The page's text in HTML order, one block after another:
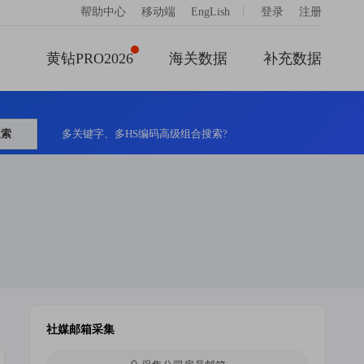
帮助中心 移动端 EngLish 登录 注册
黄钻PRO2026 海关数据 补充数据
多关键字、多HS编码高级组合搜索?
社媒邮箱采集